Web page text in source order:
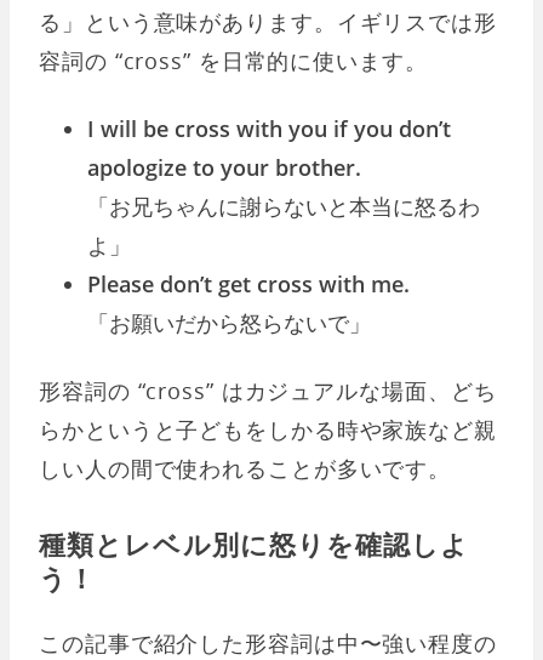
る」という意味があります。イギリスでは形
容詞の “cross” を日常的に使います。
I will be cross with you if you don’t
apologize to your brother.
「お兄ちゃんに謝らないと本当に怒るわ
よ」
Please don’t get cross with me.
「お願いだから怒らないで」
形容詞の “cross” はカジュアルな場面、どち
らかというと子どもをしかる時や家族など親
しい人の間で使われることが多いです。
種類とレベル別に怒りを確認しよ
う！
この記事で紹介した形容詞は中〜強い程度の